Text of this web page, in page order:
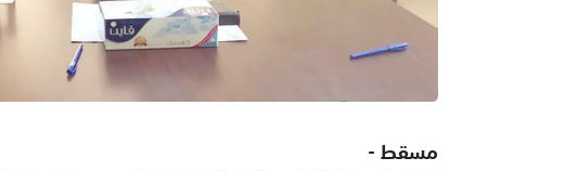
مسقط -